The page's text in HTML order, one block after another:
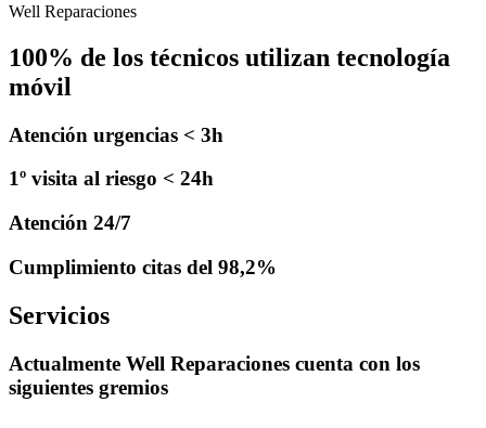
Well Reparaciones
100% de los técnicos utilizan tecnología
móvil
Atención urgencias < 3h
1º visita al riesgo < 24h
Atención 24/7
Cumplimiento citas del 98,2%
Servicios
Actualmente Well Reparaciones cuenta con los
siguientes gremios